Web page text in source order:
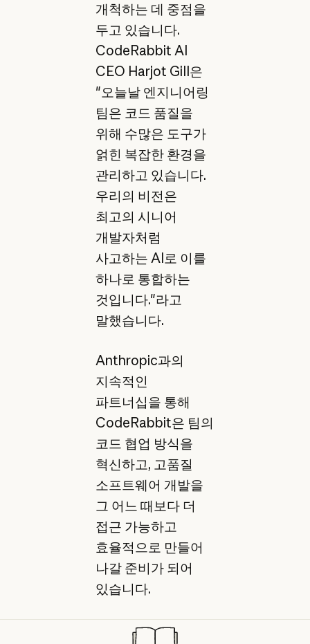
개척하는 데 중점을
두고 있습니다.
CodeRabbit AI
CEO Harjot Gill은
"오늘날 엔지니어링
팀은 코드 품질을
위해 수많은 도구가
얽힌 복잡한 환경을
관리하고 있습니다.
우리의 비전은
최고의 시니어
개발자처럼
사고하는 AI로 이를
하나로 통합하는
것입니다."라고
말했습니다.
Anthropic과의
지속적인
파트너십을 통해
CodeRabbit은 팀의
코드 협업 방식을
혁신하고, 고품질
소프트웨어 개발을
그 어느 때보다 더
접근 가능하고
효율적으로 만들어
나갈 준비가 되어
있습니다.